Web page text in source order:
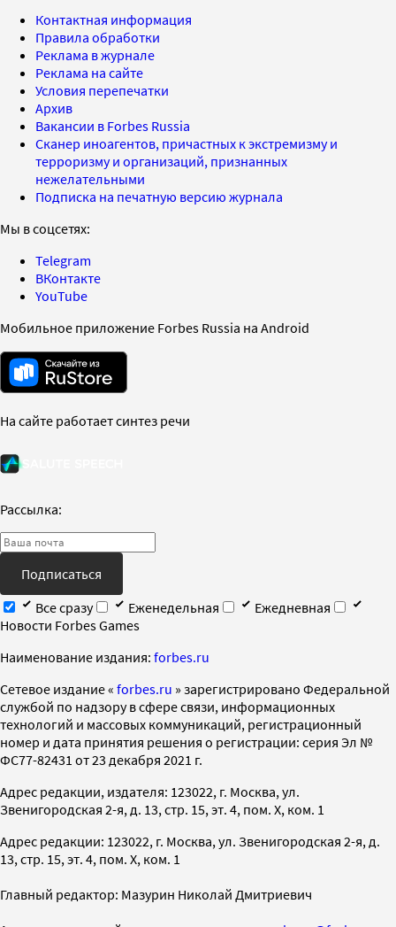
Контактная информация
Правила обработки
Реклама в журнале
Реклама на сайте
Условия перепечатки
Архив
Вакансии в Forbes Russia
Сканер иноагентов, причастных к экстремизму и
терроризму и организаций, признанных
нежелательными
Подписка на печатную версию журнала
Мы в соцсетях:
Telegram
ВКонтакте
YouTube
Мобильное приложение Forbes Russia на Android
На сайте работает синтез речи
Рассылка:
Подписаться
Все сразу
Еженедельная
Ежедневная
Новости Forbes Games
Наименование издания: forbes.ru
Cетевое издание « forbes.ru » зарегистрировано Федеральной
службой по надзору в сфере связи, информационных
технологий и массовых коммуникаций, регистрационный
номер и дата принятия решения о регистрации: серия Эл №
ФС77-82431 от 23 декабря 2021 г.
Адрес редакции, издателя: 123022, г. Москва, ул.
Звенигородская 2-я, д. 13, стр. 15, эт. 4, пом. X, ком. 1
Адрес редакции: 123022, г. Москва, ул. Звенигородская 2-я, д.
13, стр. 15, эт. 4, пом. X, ком. 1
Главный редактор: Мазурин Николай Дмитриевич